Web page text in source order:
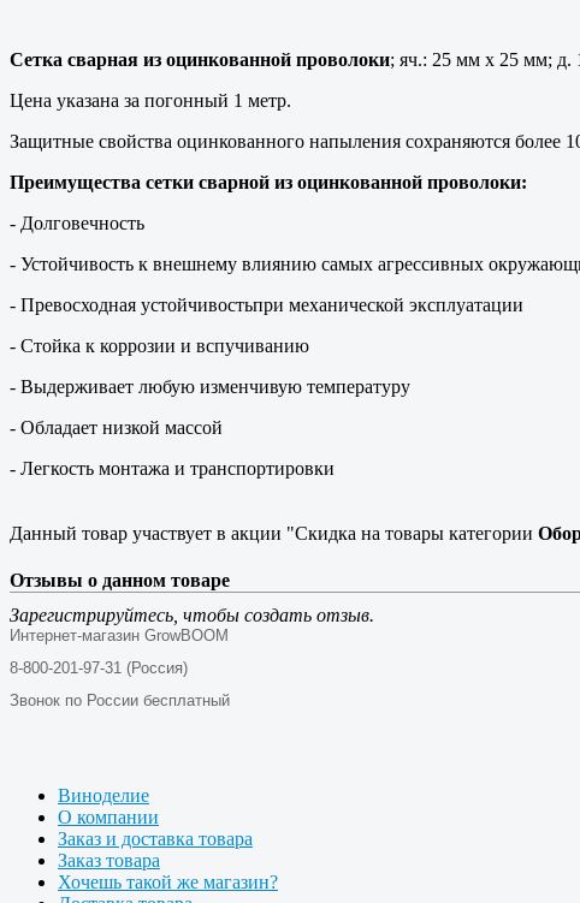
Сетка сварная из оцинкованной проволоки; яч.: 25 мм х 25 мм;
Цена указана за погонный 1 метр.
Защитные свойства оцинкованного напыления сохраняются более
Преимущества сетки сварной из оцинкованной проволоки:
- Долговечность
- Устойчивость к внешнему влиянию самых агрессивных
- Превосходная устойчивостьпри механической эксплуатации
- Стойка к коррозии и вспучиванию
- Выдерживает любую изменчивую температуру
- Обладает низкой массой
- Легкость монтажа и транспортировки
Данный товар участвует в акции "Скидка на товары категории
Отзывы о данном товаре
Зарегистрируйтесь, чтобы создать отзыв.
Интернет-магазин GrowBOOM
8-800-201-97-31 (Россия)
Звонок по России бесплатный
Виноделие
О компании
Заказ и доставка товара
Заказ товара
Хочешь такой же магазин?